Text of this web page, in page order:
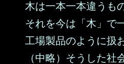
木は一本一本違うも
それを今は「木」で
工場製品のように扱
（中略）そうした社